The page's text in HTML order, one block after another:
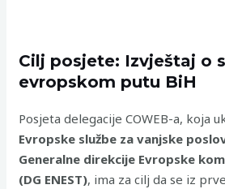
Cilj posjete: Izvještaj o
evropskom putu BiH
Posjeta delegacije COWEB-a, koja
Evropske službe za vanjske
Generalne direkcije Evropske
(DG ENEST), ima za cilj da se iz